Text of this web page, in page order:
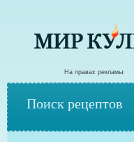
На правах рекламы:
Поиск рецептов